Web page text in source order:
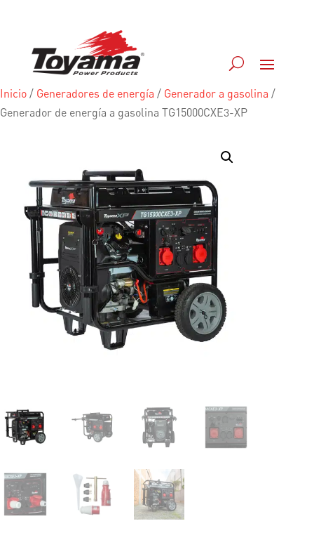
Inicio / Generadores de energía / Generador a gasolina /
Generador de energía a gasolina TG15000CXE3-XP